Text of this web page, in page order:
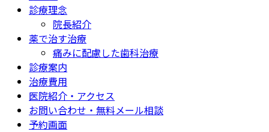
診療理念
院長紹介
薬で治す治療
痛みに配慮した歯科治療
診療案内
治療費用
医院紹介・アクセス
お問い合わせ・無料メール相談
予約画面